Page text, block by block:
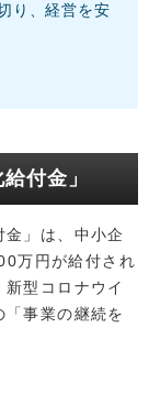
り、経営を安
付金」
」は、中小企
万円が給付され
型コロナウイ
事業の継続を